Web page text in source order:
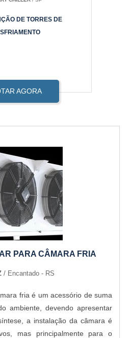
DE TORRES DE
AGORA
PARA CÂMARA FRIA
/ Encantado - RS
fria é um acessório de suma
ambiente, devendo apresentar
a instalação da câmara é
mas principalmente para o